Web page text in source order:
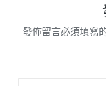
發佈留言必須填寫